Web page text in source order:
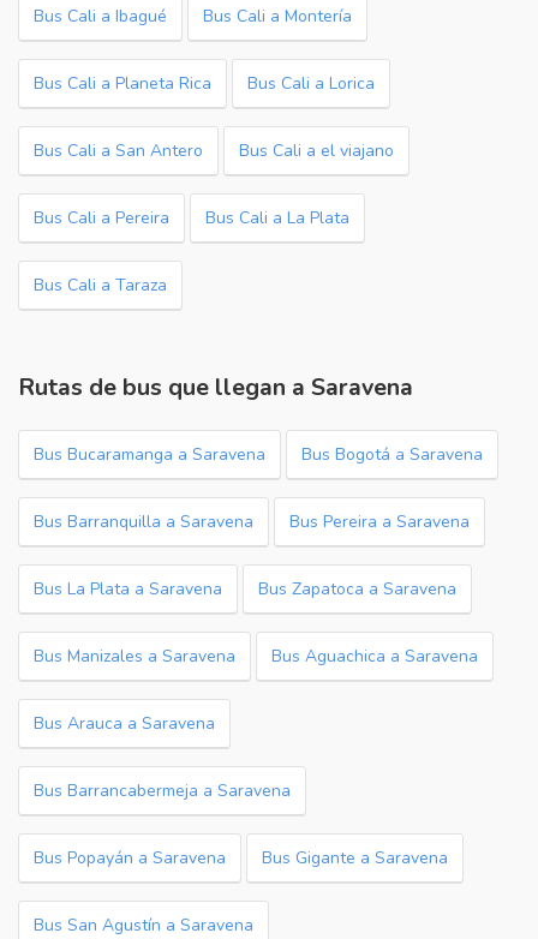
Bus Cali a Ibagué Bus Cali a Montería
Bus Cali a Planeta Rica Bus Cali a Lorica
Bus Cali a San Antero Bus Cali a el viajano
Bus Cali a Pereira Bus Cali a La Plata
Bus Cali a Taraza
Rutas de bus que llegan a Saravena
Bus Bucaramanga a Saravena Bus Bogotá a Saravena
Bus Barranquilla a Saravena Bus Pereira a Saravena
Bus La Plata a Saravena Bus Zapatoca a Saravena
Bus Manizales a Saravena Bus Aguachica a Saravena
Bus Arauca a Saravena
Bus Barrancabermeja a Saravena
Bus Popayán a Saravena Bus Gigante a Saravena
Bus San Agustín a Saravena